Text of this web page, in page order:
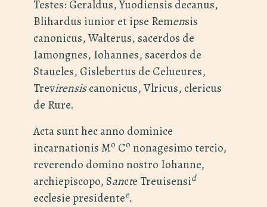
Testes: Geraldus, Yuodiensis decanus,
Blihardus iunior et ipse Remensis
canonicus, Walterus, sacerdos de
Iamongnes, Iohannes, sacerdos de
Staueles, Gislebertus de Celueures,
Trevirensiscanonicus, Vlricus, clericus
de Rure.
Acta sunt hec anno dominice
incarnationis Mo Co nonagesimo tercio,
reverendo domino nostro Iohanne,
archiepiscopo, Sancte Treuisensid
ecclesie presidentee.